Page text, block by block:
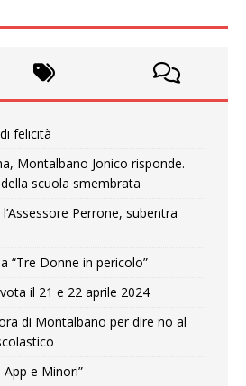
felicità
Montalbano Jonico risponde.
scuola smembrata
Perrone, subentra
“Tre Donne in pericolo”
il 21 e 22 aprile 2024
di Montalbano per dire no al
e Minori”